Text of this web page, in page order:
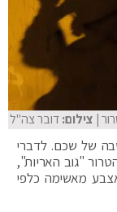
| צילום:דובר צה"ל
של שכם. לדברי
"גוב האריות",
מאשימה כלפי